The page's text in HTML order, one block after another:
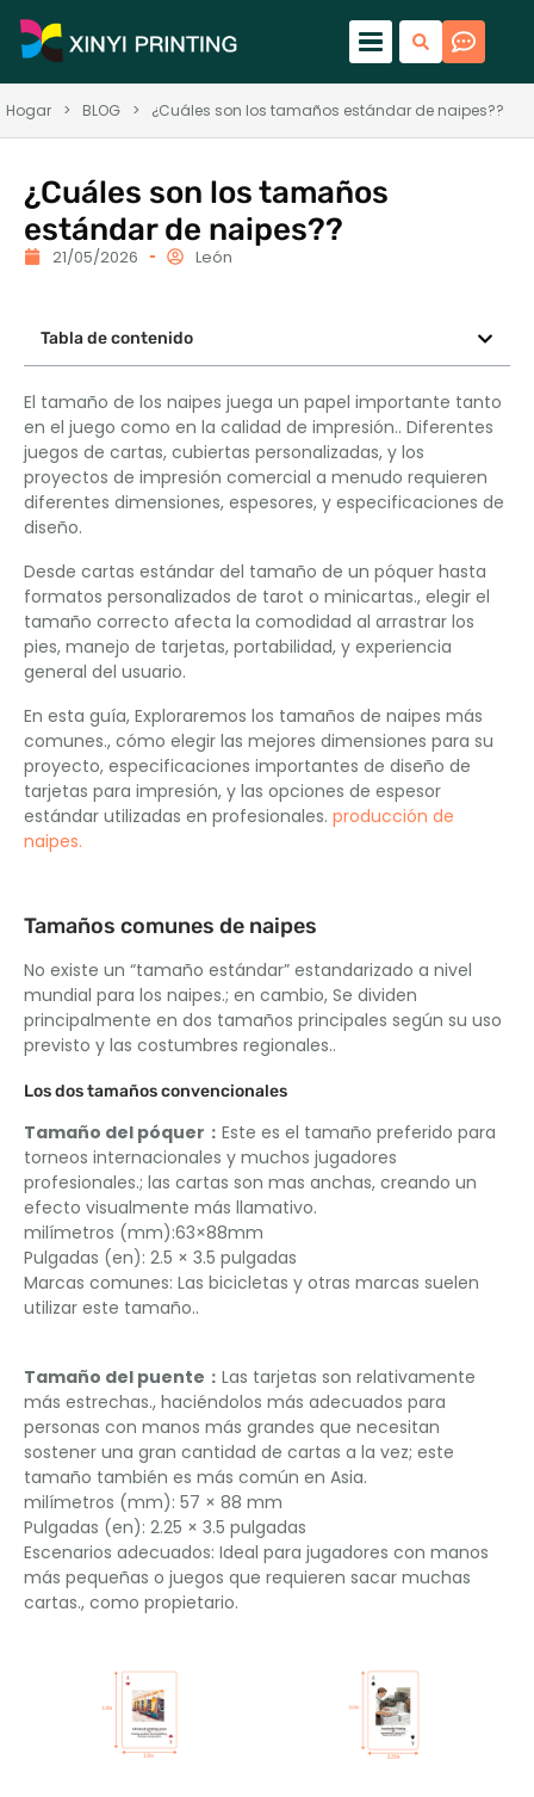
Hogar > BLOG > ¿Cuáles son los tamaños estándar de naipes??
¿Cuáles son los tamaños
estándar de naipes??
21/05/2026 León
Tabla de contenido
El tamaño de los naipes juega un papel importante tanto
en el juego como en la calidad de impresión.. Diferentes
juegos de cartas, cubiertas personalizadas, y los
proyectos de impresión comercial a menudo requieren
diferentes dimensiones, espesores, y especificaciones de
diseño.
Desde cartas estándar del tamaño de un póquer hasta
formatos personalizados de tarot o minicartas., elegir el
tamaño correcto afecta la comodidad al arrastrar los
pies, manejo de tarjetas, portabilidad, y experiencia
general del usuario.
En esta guía, Exploraremos los tamaños de naipes más
comunes., cómo elegir las mejores dimensiones para su
proyecto, especificaciones importantes de diseño de
tarjetas para impresión, y las opciones de espesor
estándar utilizadas en profesionales. producción de
naipes.
Tamaños comunes de naipes
No existe un “tamaño estándar” estandarizado a nivel
mundial para los naipes.; en cambio, Se dividen
principalmente en dos tamaños principales según su uso
previsto y las costumbres regionales..
Los dos tamaños convencionales
Tamaño del póquer： Este es el tamaño preferido para
torneos internacionales y muchos jugadores
profesionales.; las cartas son mas anchas, creando un
efecto visualmente más llamativo.
milímetros (mm):​​63×88mm​​
Pulgadas (en): 2.5 × 3.5 pulgadas
Marcas comunes: Las bicicletas y otras marcas suelen
utilizar este tamaño.. ​​
Tamaño del puente： Las tarjetas son relativamente
más estrechas., haciéndolos más adecuados para
personas con manos más grandes que necesitan
sostener una gran cantidad de cartas a la vez; este
tamaño también es más común en Asia.
milímetros (mm): 57 × 88 mm​
Pulgadas (en): 2.25 × 3.5 pulgadas
Escenarios adecuados: Ideal para jugadores con manos
más pequeñas o juegos que requieren sacar muchas
cartas., como propietario.